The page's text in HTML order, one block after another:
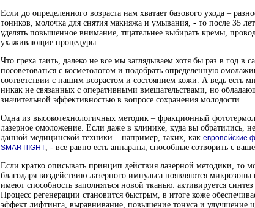
Если до определенного возраста нам хватает базового ухода –
тоников, молочка для снятия макияжа и умывания, - то после 35
уделять повышенное внимание, тщательнее выбирать кремы,
ухаживающие процедуры.
Что греха таить, далеко не все мы заглядываем хотя бы раз в год в
посоветоваться с косметологом и подобрать определенную
соответствии с нашим возрастом и состоянием кожи. А ведь есть
никак не связанных с оперативными вмешательствами, но
значительной эффективностью в вопросе сохранения молодости.
Одна из высокотехнологичных методик – фракционный
лазерное омоложение. Если даже в клинике, куда вы обратились,
данной медицинской техники – например, таких, как европейские
SMARTlIGHT, - все равно есть аппараты, способные сотворить с
Если кратко описывать принцип действия лазерной методики, то
благодаря воздействию лазерного импульса появляются
имеют способность заполняться новой тканью: активируется синтез
Процесс регенерации становится быстрым, в итоге коже
эффект лифтинга, выравнивание, повышение тонуса и улучшение